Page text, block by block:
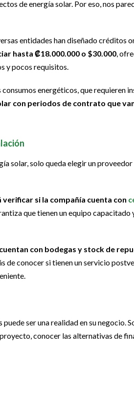
de energía solar. Por eso, nos
entidades han diseñado créditos
hasta ₡18.000.000 o $30.000,
y pocos requisitos.
energéticos, que requieren
con periodos de contrato que
solar, solo queda elegir un
verificar si la compañía cuenta con
que tienen un equipo capacitado
con bodegas y stock de
de conocer si tienen un servicio
ser una realidad en su negocio.
conocer las alternativas de